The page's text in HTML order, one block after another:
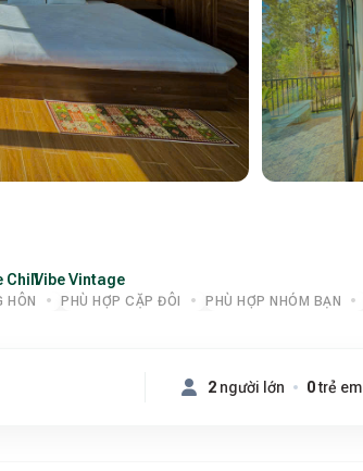
Chill·
Vibe Vintage
HÔN PHÙ HỢP CẶP ĐÔI PHÙ HỢP NHÓM BẠN
2 người lớn 0trẻ em